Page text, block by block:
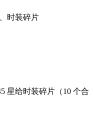
时装碎片
星给时装碎片（10 个合